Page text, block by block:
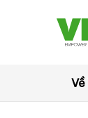
Về